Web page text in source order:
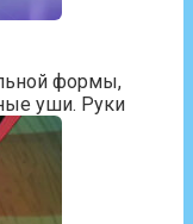
формы,
уши. Руки